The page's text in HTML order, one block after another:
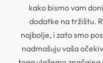
kako bismo vam
dodatke na tržištu.
najbolje, i zato smo
nadmašuju vaša